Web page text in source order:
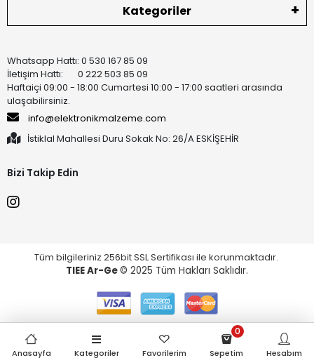
Kategoriler
Whatsapp Hattı: 0 530 167 85 09
İletişim Hattı: 0 222 503 85 09
Haftaiçi 09:00 - 18:00 Cumartesi 10:00 - 17:00 saatleri arasında
ulaşabilirsiniz.
info@elektronikmalzeme.com
İstiklal Mahallesi Duru Sokak No: 26/A ESKİŞEHİR
Bizi Takip Edin
Tüm bilgileriniz 256bit SSL Sertifikası ile korunmaktadır.
TIEE Ar-Ge© 2025 Tüm Hakları Saklıdır.
Anasayfa Kategoriler Favorilerim Sepetim
0
Hesabım